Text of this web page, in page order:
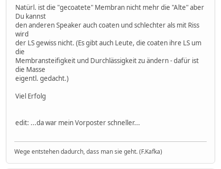
Natürl. ist die "gecoatete" Membran nicht mehr die "Alte" aber
Du kannst
den anderen Speaker auch coaten und schlechter als mit Riss
wird
der LS gewiss nicht. (Es gibt auch Leute, die coaten ihre LS um
die
Membransteifigkeit und Durchlässigkeit zu ändern - dafür ist
die Masse
eigentl. gedacht.)
Viel Erfolg
edit: ...da war mein Vorposter schneller...
Wege entstehen dadurch, dass man sie geht. (F.Kafka)